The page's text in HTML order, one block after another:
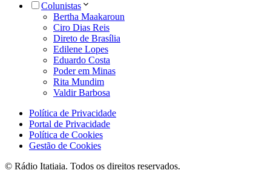
Colunistas
Bertha Maakaroun
Ciro Dias Reis
Direto de Brasília
Edilene Lopes
Eduardo Costa
Poder em Minas
Rita Mundim
Valdir Barbosa
Política de Privacidade
Portal de Privacidade
Política de Cookies
Gestão de Cookies
© Rádio Itatiaia. Todos os direitos reservados.